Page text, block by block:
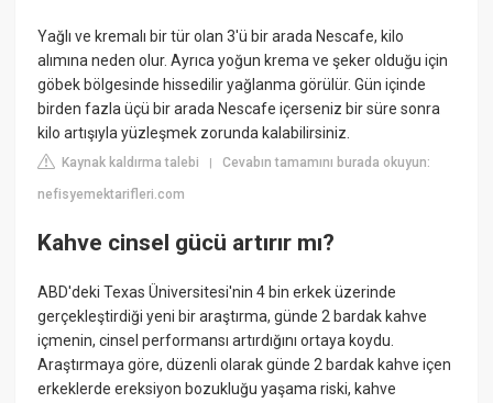
Yağlı ve kremalı bir tür olan 3'ü bir arada Nescafe, kilo
alımına neden olur. Ayrıca yoğun krema ve şeker olduğu için
göbek bölgesinde hissedilir yağlanma görülür. Gün içinde
birden fazla üçü bir arada Nescafe içerseniz bir süre sonra
kilo artışıyla yüzleşmek zorunda kalabilirsiniz.
Kaynak kaldırma talebi |Cevabın tamamını burada okuyun:
nefisyemektarifleri.com
Kahve cinsel gücü artırır mı?
ABD'deki Texas Üniversitesi'nin 4 bin erkek üzerinde
gerçekleştirdiği yeni bir araştırma, günde 2 bardak kahve
içmenin, cinsel performansı artırdığını ortaya koydu.
Araştırmaya göre, düzenli olarak günde 2 bardak kahve içen
erkeklerde ereksiyon bozukluğu yaşama riski, kahve